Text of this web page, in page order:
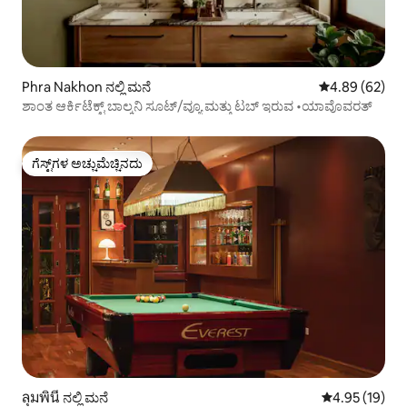
Phra Nakhon ನಲ್ಲಿ ಮನೆ 5 ರಲ್ಲಿ 4.89
4.89 (62)
ಶಾಂತ ಆರ್ಕಿಟೆಕ್ಟ್ ಬಾಲ್ಕನಿ ಸೂಟ್/ವ್ಯೂ ಮತ್ತು ಟಬ್ ‌ಇರುವ •ಯಾವೊವರತ್
ಗೆಸ್ಟ್‌ಗಳ ಅಚ್ಚುಮೆಚ್ಚಿನದು
ಗೆಸ್ಟ್‌ಗಳ ಅಚ್ಚುಮೆಚ್ಚಿನದು
ลุมพินี ನಲ್ಲಿ ಮನೆ 5 ರಲ್ಲಿ 4.95
4.95 (19)